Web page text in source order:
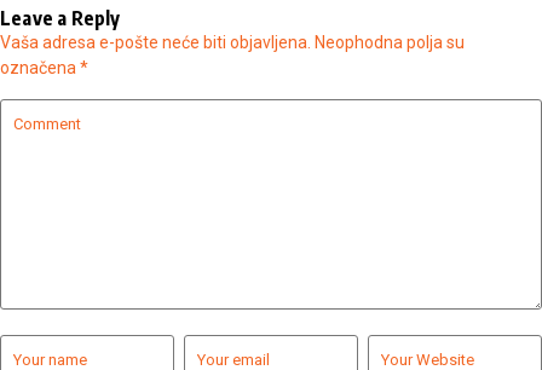
Leave a Reply
Vaša adresa e-pošte neće biti objavljena. Neophodna polja su
označena *